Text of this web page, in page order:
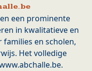
een prominente
in kwalitatieve en
en scholen,
Het volledige